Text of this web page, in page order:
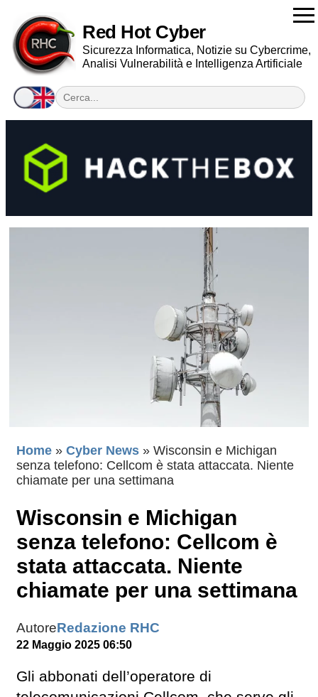
Red Hot Cyber
Sicurezza Informatica, Notizie su Cybercrime,
Analisi Vulnerabilità e Intelligenza Artificiale
Home » Cyber News » Wisconsin e Michigan
senza telefono: Cellcom è stata attaccata. Niente
chiamate per una settimana
Wisconsin e Michigan
senza telefono: Cellcom è
stata attaccata. Niente
chiamate per una settimana
AutoreRedazione RHC
22 Maggio 2025 06:50
Gli abbonati dell’operatore di